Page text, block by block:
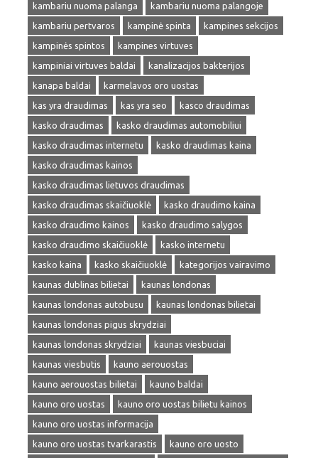
kambariu nuoma palanga
kambariu nuoma palangoje
kambariu pertvaros
kampinė spinta
kampines sekcijos
kampinės spintos
kampines virtuves
kampiniai virtuves baldai
kanalizacijos bakterijos
kanapa baldai
karmelavos oro uostas
kas yra draudimas
kas yra seo
kasco draudimas
kasko draudimas
kasko draudimas automobiliui
kasko draudimas internetu
kasko draudimas kaina
kasko draudimas kainos
kasko draudimas lietuvos draudimas
kasko draudimas skaičiuoklė
kasko draudimo kaina
kasko draudimo kainos
kasko draudimo salygos
kasko draudimo skaičiuoklė
kasko internetu
kasko kaina
kasko skaičiuoklė
kategorijos vairavimo
kaunas dublinas bilietai
kaunas londonas
kaunas londonas autobusu
kaunas londonas bilietai
kaunas londonas pigus skrydziai
kaunas londonas skrydziai
kaunas viesbuciai
kaunas viesbutis
kauno aerouostas
kauno aerouostas bilietai
kauno baldai
kauno oro uostas
kauno oro uostas bilietu kainos
kauno oro uostas informacija
kauno oro uostas tvarkarastis
kauno oro uosto